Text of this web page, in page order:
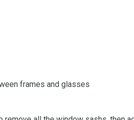
frames and glasses